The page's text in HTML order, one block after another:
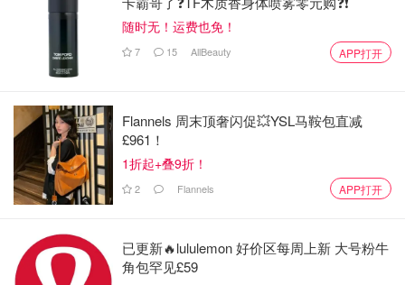
随时无！运费也免！
7 15 AllBeauty APP打开
Flannels 周末顶奢闪促💥YSL马鞍包直减
£961！
1折起+叠9折！
2 Flannels APP打开
已更新🔥lululemon 好价区每周上新 大号粉牛
角包罕见£59